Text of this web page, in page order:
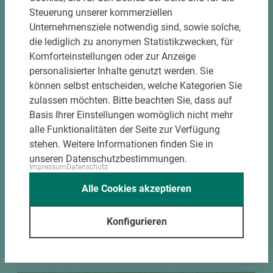
Folge ist eine höhere Arbeitsrationalisierung unter dem
Aspekt der Kostenminderung. Einstufung E1: geringer
Gehalt an Formaldehyd.
Prisma
Steuerung unserer kommerziellen
Unternehmensziele notwendig sind, sowie solche,
die lediglich zu anonymen Statistikzwecken, für
Komforteinstellungen oder zur Anzeige
personalisierter Inhalte genutzt werden. Sie
können selbst entscheiden, welche Kategorien Sie
zulassen möchten. Bitte beachten Sie, dass auf
Basis Ihrer Einstellungen womöglich nicht mehr
alle Funktionalitäten der Seite zur Verfügung
stehen. Weitere Informationen finden Sie in
unseren Datenschutzbestimmungen.
Impressum Datenschutz
Konfigurieren
Alle Cookies akzeptieren